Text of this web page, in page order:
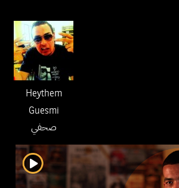
Heythem
Guesmi
صحفي